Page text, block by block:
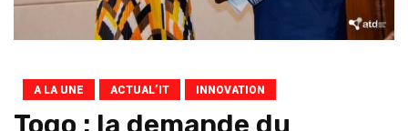
A LA UNE ACTUAL’IT INNOVATION